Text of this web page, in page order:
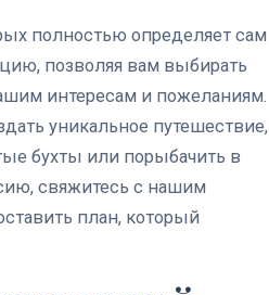
полностью определяет сам
позволяя вам выбирать
интересам и пожеланиям.
уникальное путешествие,
бухты или порыбачить в
свяжитесь с нашим
план, который